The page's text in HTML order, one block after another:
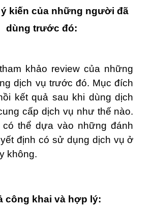
kiến của những người đã
dùng trước đó:
khảo review của những
dịch vụ trước đó. Mục đích
kết quả sau khi dùng dịch
cấp dịch vụ như thế nào.
có thể dựa vào những đánh
định có sử dụng dịch vụ ở
không.
công khai và hợp lý: